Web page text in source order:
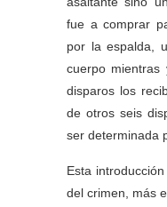
fue a comprar
por la espalda,
cuerpo
disparos los
de otros seis
ser determinada
Esta
del crimen, más